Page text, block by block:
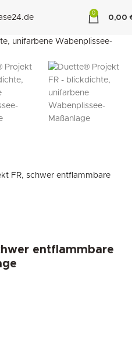
0
0,00
FR, schwer entflammbare
entflammbare